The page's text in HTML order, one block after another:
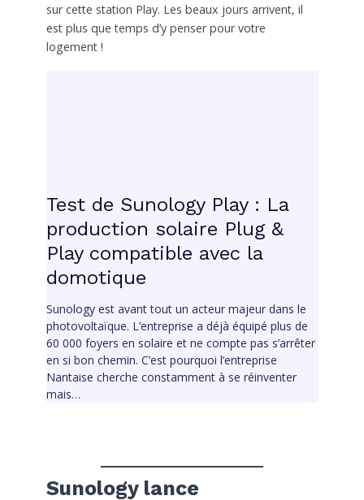
sur cette station Play. Les beaux jours arrivent, il
est plus que temps d’y penser pour votre
logement !
Test de Sunology Play : La
production solaire Plug &
Play compatible avec la
domotique
Sunology est avant tout un acteur majeur dans le
photovoltaïque. L’entreprise a déjà équipé plus de
60 000 foyers en solaire et ne compte pas s’arrêter
en si bon chemin. C’est pourquoi l’entreprise
Nantaise cherche constamment à se réinventer
mais…
Sunology lance